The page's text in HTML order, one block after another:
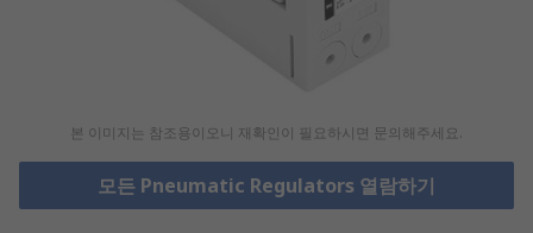
본 이미지는 참조용이오니 재확인이 필요하시면 문의해주세요.
모든 Pneumatic Regulators 열람하기